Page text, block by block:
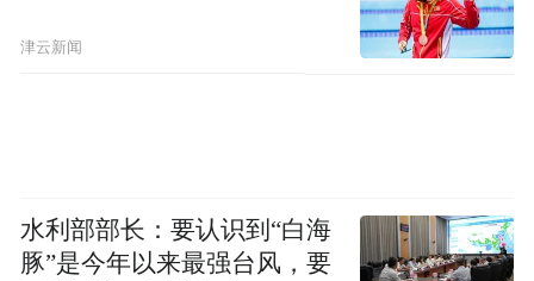
津云新闻
水利部部长：要认识到“白海
豚”是今年以来最强台风，要